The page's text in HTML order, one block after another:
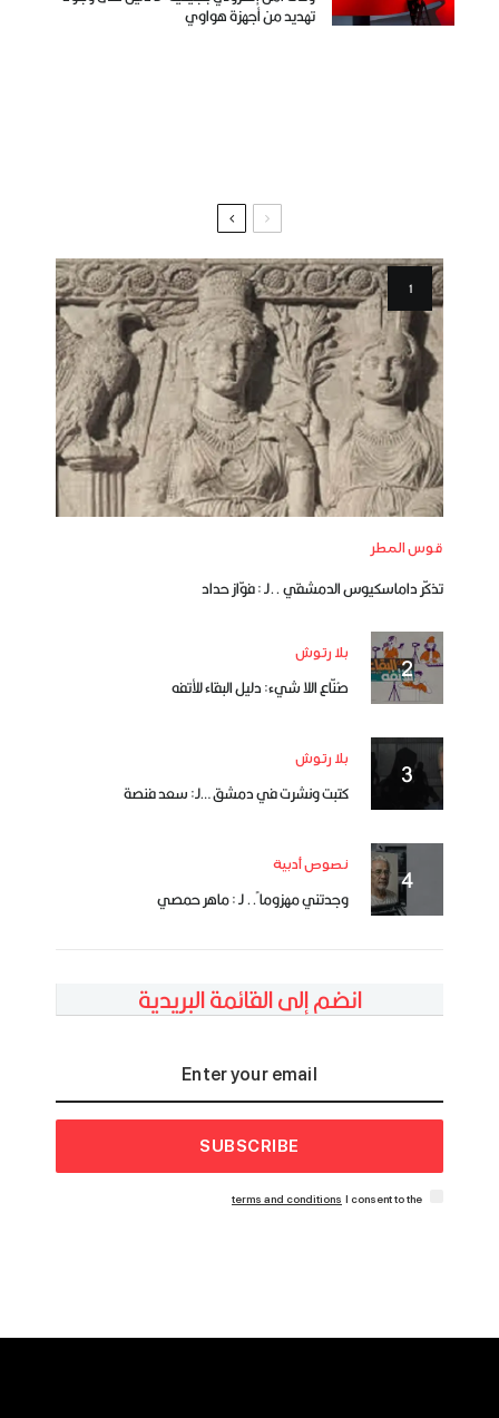
تهديد من أجهزة هواوي
قوس المطر
تذكّر داماسكيوس الدمشقي ..لـ : فوّاز حداد
بلا رتوش
صُنّاع اللا شيء: دليل البقاء للأتفه
بلا رتوش
كتبت ونشرت في دمشق …لـ: سعد فنصة
نصوص أدبية
وجدتني مهزوما ً.. لـ : ماهر حمصي
انضم إلى القائمة البريدية
SUBSCRIBE
I consent to the
terms and conditions